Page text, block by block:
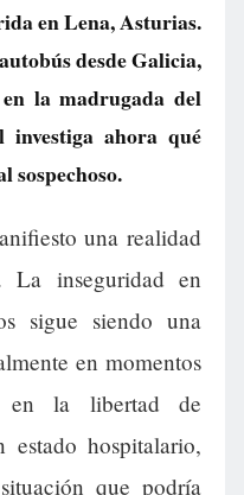
en Lena, Asturias.
desde Galicia,
la madrugada del
ahora qué
sospechoso.
una realidad
La inseguridad en
sigue siendo una
en momentos
en la libertad de
hospitalario,
que podría